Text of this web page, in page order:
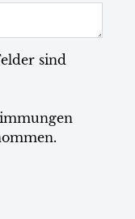
sind